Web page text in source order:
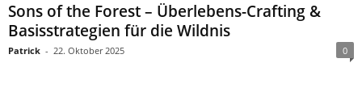
Sons of the Forest – Überlebens-Crafting &
Basisstrategien für die Wildnis
Patrick - 22. Oktober 2025 0